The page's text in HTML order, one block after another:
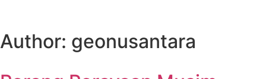
Author: geonusantara